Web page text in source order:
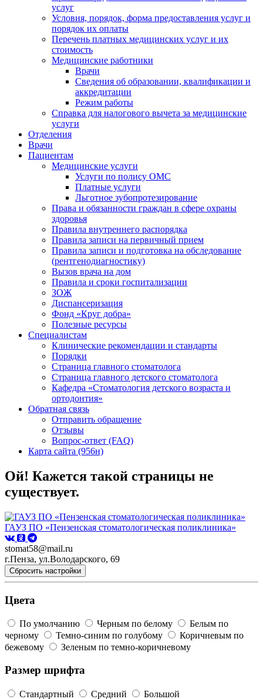
услуг
Условия, порядок, форма предоставления услуг и
порядок их оплаты
Перечень платных медицинских услуг и их
стоимость
Медицинские работники
Врачи
Сведения об образовании, квалификации и
аккредитации
Режим работы
Справка для налогового вычета за медицинские
услуги
Отделения
Врачи
Пациентам
Медицинские услуги
Услуги по полису ОМС
Платные услуги
Льготное зубопротезирование
Права и обязанности граждан в сфере охраны
здоровья
Правила внутреннего распорядка
Правила записи на первичный прием
Правила записи и подготовка на обследование
(рентгенодиагностику)
Вызов врача на дом
Правила и сроки госпитализации
ЗОЖ
Диспансеризация
Фонд «Круг добра»
Полезные ресурсы
Специалистам
Клинические рекомендации и стандарты
Порядки
Страница главного стоматолога
Страница главного детского стоматолога
Кафедра «Стоматология детского возраста и
ортодонтия»
Обратная связь
Отправить обращение
Отзывы
Вопрос-ответ (FAQ)
Карта сайта (956н)
Ой! Кажется такой страницы не
существует.
ГАУЗ ПО «Пензенская стоматологическая поликлиника»
stomat58@mail.ru
г.Пенза, ул.Володарского, 69
Сбросить настройки
Цвета
По умолчанию Черным по белому
Белым по
черному
Темно-синим по голубому
Коричневым по
бежевому
Зеленым по темно-коричневому
Размер шрифта
Стандартный Средний Большой